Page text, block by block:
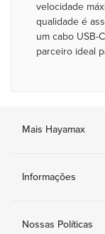
velocidade
qualidade é
um cabo USB-
parceiro ideal
Mais Hayamax
Informações
Nossas Políticas